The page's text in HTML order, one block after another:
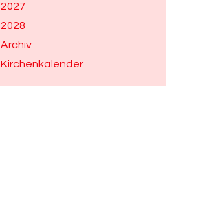
2027
2028
Archiv
Kirchenkalender